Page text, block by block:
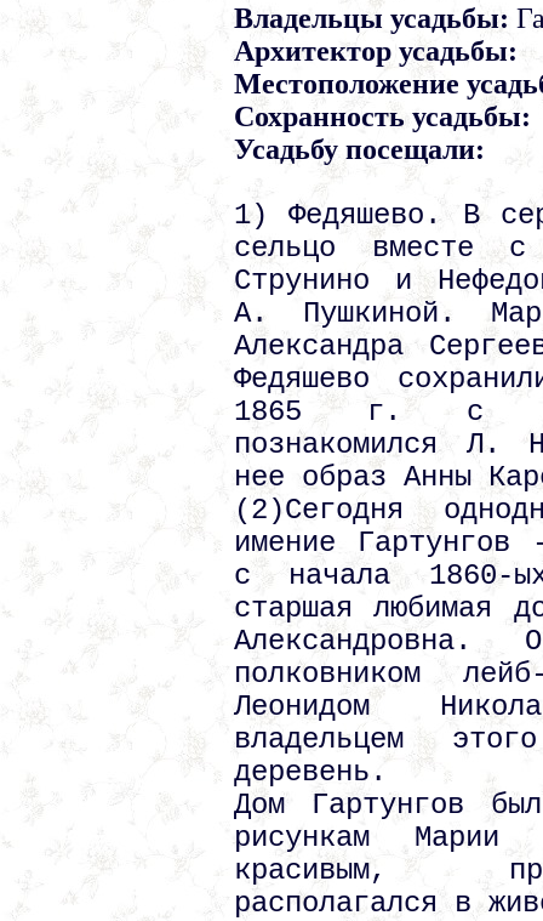
Владельцы усадьбы:
Архитектор усадьбы:
Местоположение
Сохранность усадьбы:
Усадьбу посещали:
1) Федяшево. В
сельцо вместе с
Струнино и
А. Пушкиной.
Александра
Федяшево
1865 г. с
познакомился Л.
нее образ Анны
(2)Сегодня
имение
с начала 1860-
старшая любимая
полковником
Леонидом
владельцем
деревень.
Дом Гартунгов
рисункам Марии
красивым,
располагался в